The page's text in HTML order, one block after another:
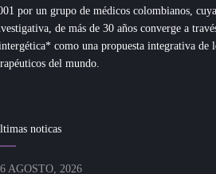
por un grupo de médicos colombianos,
de más de 30 años converge a
como una propuesta integrativa de
del mundo.
noticas
6 AGOSTO, 2026